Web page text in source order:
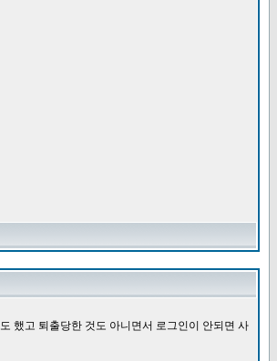
했고 퇴출당한 것도 아니면서 로그인이 안되면 사